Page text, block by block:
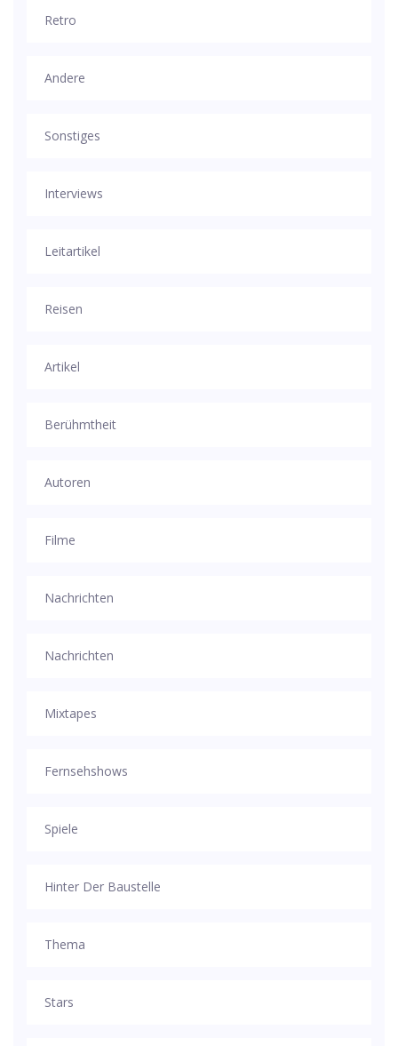
Retro
Andere
Sonstiges
Interviews
Leitartikel
Reisen
Artikel
Berühmtheit
Autoren
Filme
Nachrichten
Nachrichten
Mixtapes
Fernsehshows
Spiele
Hinter Der Baustelle
Thema
Stars